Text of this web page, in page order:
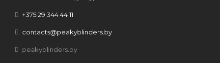
+375 29 344 44 11
contacts@peakyblinders.by
peakyblinders.by